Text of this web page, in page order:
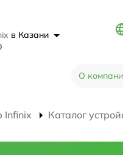
в Казани
О
Infinix Каталог